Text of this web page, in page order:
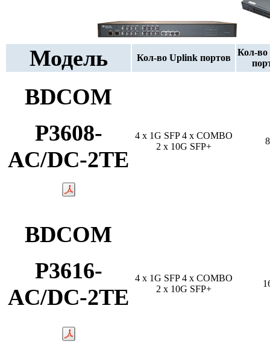
Модель Кол-во Uplink портов
Кол-во
BDCOM
P3608-
AC/DC-2TE
4 x 1G SFP 4 x COMBO
2 x 10G SFP+
8
BDCOM
P3616-
AC/DC-2TE
4 x 1G SFP 4 x COMBO
2 x 10G SFP+